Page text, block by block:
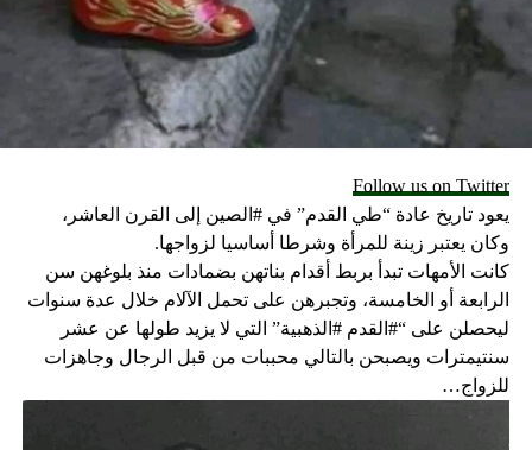
DON'T MISS
صور حصريّة: أمل العالم
Follow us on Twitter
يعود تاريخ عادة “طي القدم” في #الصين إلى القرن العاشر،
وكان يعتبر زينة للمرأة وشرطا أساسيا لزواجها.
كانت الأمهات تبدأ بربط أقدام بناتهن بضمادات منذ بلوغهن سن
الرابعة أو الخامسة، وتجبرهن على تحمل الآلام خلال عدة سنوات
ليحصلن على “#القدم #الذهبية” التي لا يزيد طولها عن عشر
سنتيمترات ويصبحن بالتالي محببات من قبل الرجال وجاهزات
للزواج…